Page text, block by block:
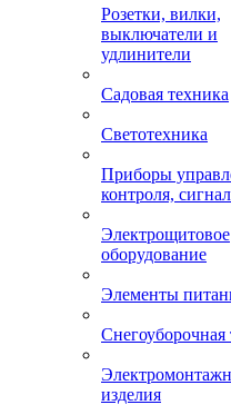
Розетки, вилки,
выключатели и
удлинители
Садовая техника
Светотехника
Приборы
контроля,
Электрощитовое
оборудование
Элементы
Снегоуборочная
изделия